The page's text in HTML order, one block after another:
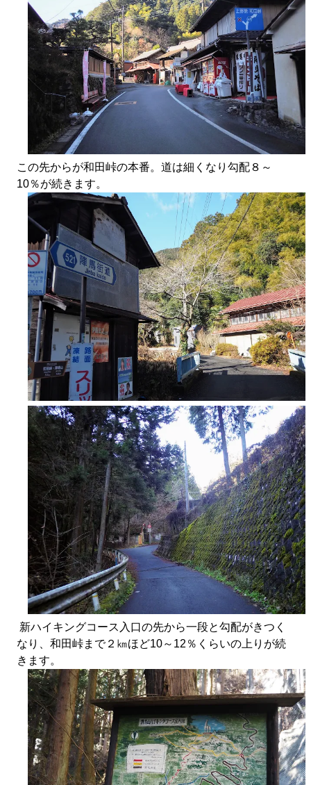
この先からが和田峠の本番。道は細くなり勾配８～
10％が続きます。
新ハイキングコース入口の先から一段と勾配がきつく
なり、和田峠まで２㎞ほど10～12％くらいの上りが続
きます。